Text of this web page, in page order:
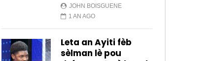
JOHN BOISGUENE
1 AN AGO
Leta an Ayiti fèb
sèlman lè pou